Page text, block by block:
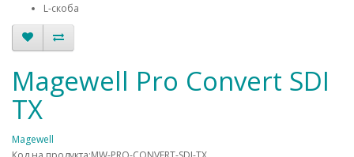
L-скоба
Magewell Pro Convert SDI
TX
Magewell